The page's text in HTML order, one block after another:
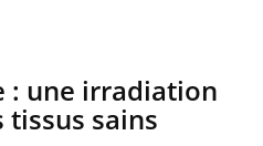
: une irradiation
tissus sains